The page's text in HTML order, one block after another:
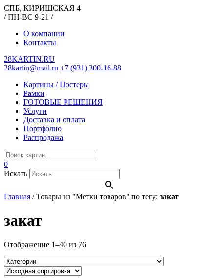
СПБ, КИРИШСКАЯ 4
/ ПН-ВС 9-21 /
О компании
Контакты
28KARTIN.RU
28kartin@mail.ru +7 (931) 300-16-88
Картины / Постеры
Рамки
ГОТОВЫЕ РЕШЕНИЯ
Услуги
Доставка и оплата
Портфолио
Распродажа
0
Искать
Главная /Товары из "Метки товаров" по тегу: закат
закат
Отображение 1–40 из 76